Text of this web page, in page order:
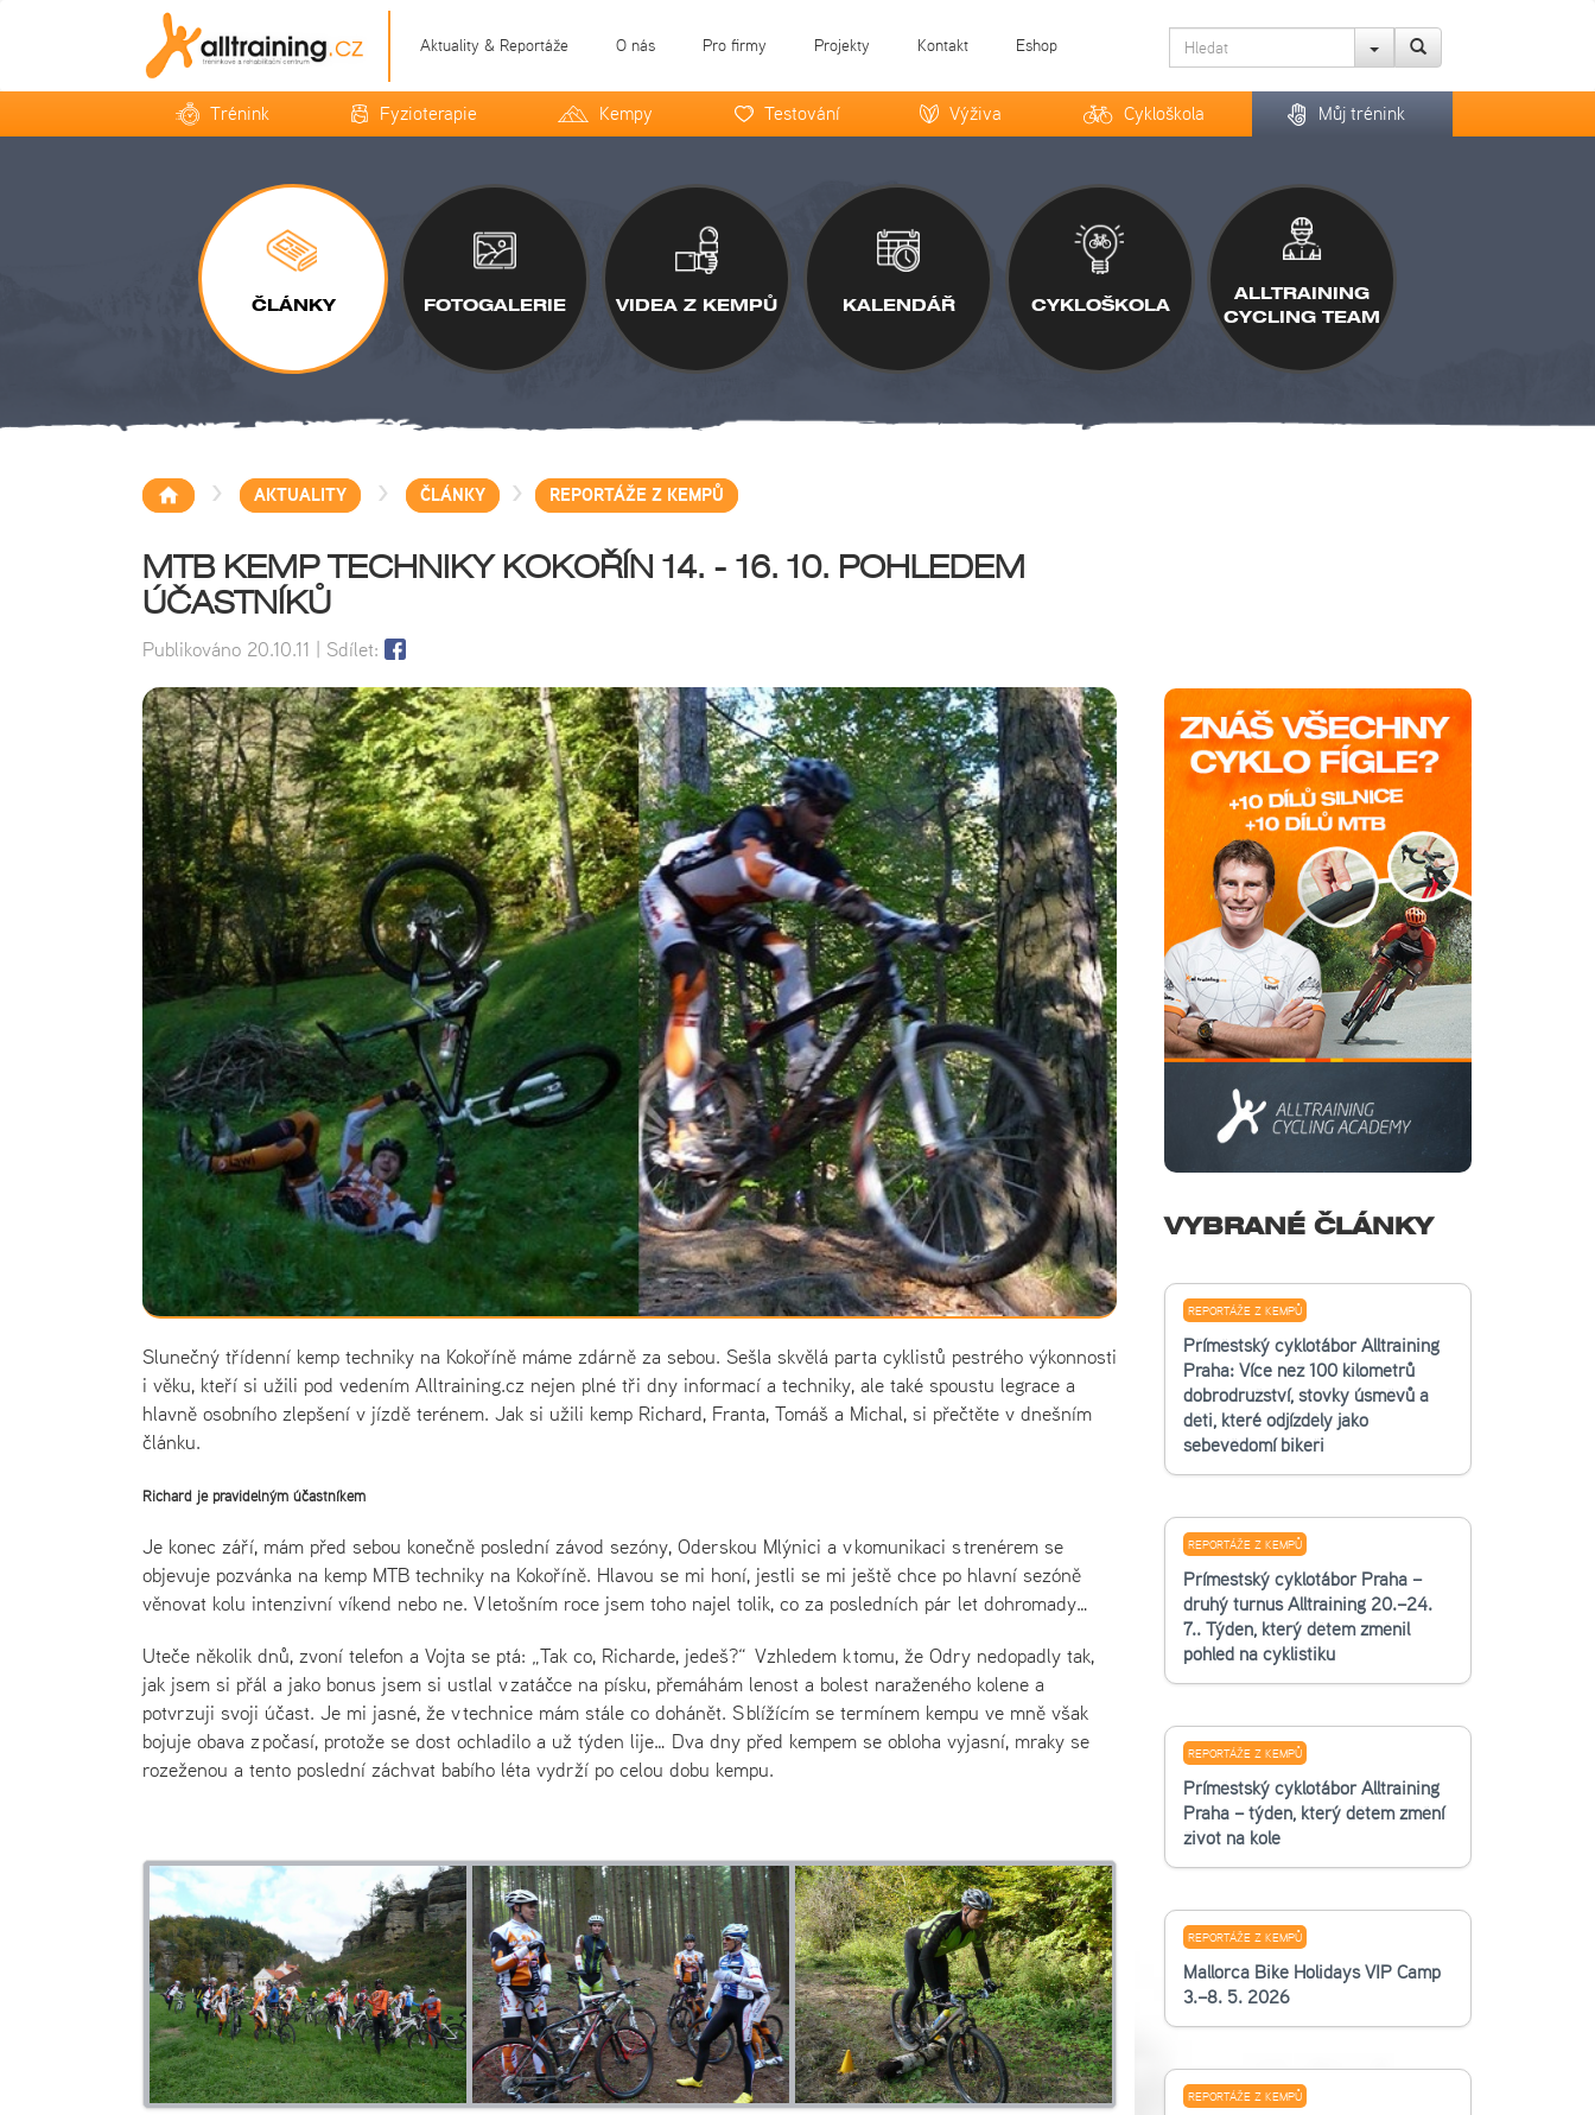
Aktuality & Reportáže O nás Pro firmy Projekty Kontakt Eshop
Trénink Fyzioterapie Kempy Testování Výživa Cykloškola Můj trénink
ČLÁNKY FOTOGALERIE VIDEA Z KEMPŮ KALENDÁŘ CYKLOŠKOLA
ALLTRAINING
CYCLING TEAM
> AKTUALITY > ČLÁNKY > REPORTÁŽE Z KEMPŮ
MTB KEMP TECHNIKY KOKOŘÍN 14. - 16. 10. POHLEDEM
ÚČASTNÍKŮ
Publikováno 20.10.11 | Sdílet:
Slunečný třídenní kemp techniky na Kokoříně máme zdárně za sebou. Sešla skvělá parta cyklistů pestrého výkonnosti
i věku, kteří si užili pod vedením Alltraining.cz nejen plné tři dny informací a techniky, ale také spoustu legrace a
hlavně osobního zlepšení v jízdě terénem. Jak si užili kemp Richard, Franta, Tomáš a Michal, si přečtěte v dnešním
článku.
Richard je pravidelným účastníkem
Je konec září, mám před sebou konečně poslední závod sezóny, Oderskou Mlýnici a v komunikaci s trenérem se
objevuje pozvánka na kemp MTB techniky na Kokoříně. Hlavou se mi honí, jestli se mi ještě chce po hlavní sezóně
věnovat kolu intenzivní víkend nebo ne. V letošním roce jsem toho najel tolik, co za posledních pár let dohromady…
Uteče několik dnů, zvoní telefon a Vojta se ptá: „Tak co, Richarde, jedeš?“ Vzhledem k tomu, že Odry nedopadly tak,
jak jsem si přál a jako bonus jsem si ustlal v zatáčce na písku, přemáhám lenost a bolest naraženého kolene a
potvrzuji svoji účast. Je mi jasné, že v technice mám stále co dohánět. S blížícím se termínem kempu ve mně však
bojuje obava z počasí, protože se dost ochladilo a už týden lije… Dva dny před kempem se obloha vyjasní, mraky se
rozeženou a tento poslední záchvat babího léta vydrží po celou dobu kempu.
VYBRANÉ ČLÁNKY
REPORTÁŽE Z KEMPŮ
Příměstský cyklotábor Alltraining
Praha: Více než 100 kilometrů
dobrodružství, stovky úsměvů a
děti, které odjížděly jako
sebevědomí bikeři
REPORTÁŽE Z KEMPŮ
Příměstský cyklotábor Praha –
druhý turnus Alltraining 20.–24.
7.. Týden, který dětem změnil
pohled na cyklistiku
REPORTÁŽE Z KEMPŮ
Příměstský cyklotábor Alltraining
Praha – týden, který dětem změní
život na kole
REPORTÁŽE Z KEMPŮ
Mallorca Bike Holidays VIP Camp
3.–8. 5. 2026
REPORTÁŽE Z KEMPŮ